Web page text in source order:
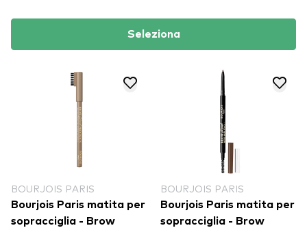
Seleziona
BOURJOIS PARIS
Bourjois Paris matita per
sopracciglia - Brow
BOURJOIS PARIS
Bourjois Paris matita per
sopracciglia - Brow